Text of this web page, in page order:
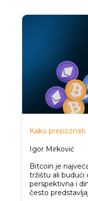
Kako
Igor Mirković
Bitcoin je
tržištu ali budući
perspektivna i
često